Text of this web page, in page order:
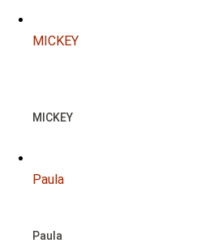
MICKEY
MICKEY
Paula
Paula